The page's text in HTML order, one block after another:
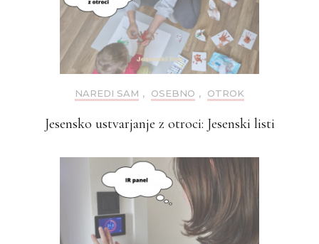
NAREDI SAM , OSEBNO , OTROK
Jesensko ustvarjanje z otroci: Jesenski listi